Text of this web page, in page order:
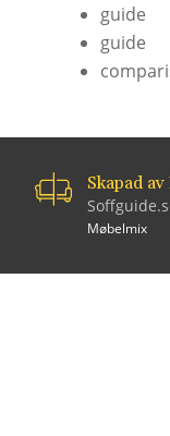
guide
guide
Skapad
Møbelmix